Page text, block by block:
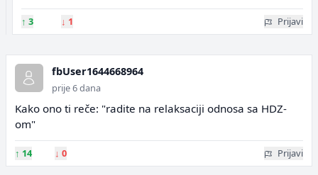
↑ 3 ↓ 1 Prijavi
fbUser1644668964
prije 6 dana
Kako ono ti reče: "radite na relaksaciji odnosa sa HDZ-
om"
↑ 14 ↓ 0 Prijavi